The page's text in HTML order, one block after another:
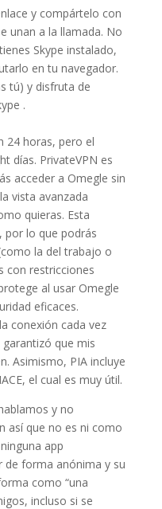
y compártelo con
unan a la llamada. No
Skype instalado,
en tu navegador.
tú) y disfruta de
.
24 horas, pero el
días. PrivateVPN es
acceder a Omegle sin
vista avanzada
quieras. Esta
por lo que podrás
la del trabajo o
con restricciones
al usar Omegle
eficaces.
conexión cada vez
que mis
Asimismo, PIA incluye
el cual es muy útil.
y no
así que no es ni como
app
de forma anónima y su
como “una
incluso si se